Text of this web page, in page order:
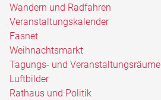
Wandern und Radfahren
Veranstaltungskalender
Fasnet
Weihnachtsmarkt
Tagungs- und Veranstaltungsräume
Luftbilder
Rathaus und Politik